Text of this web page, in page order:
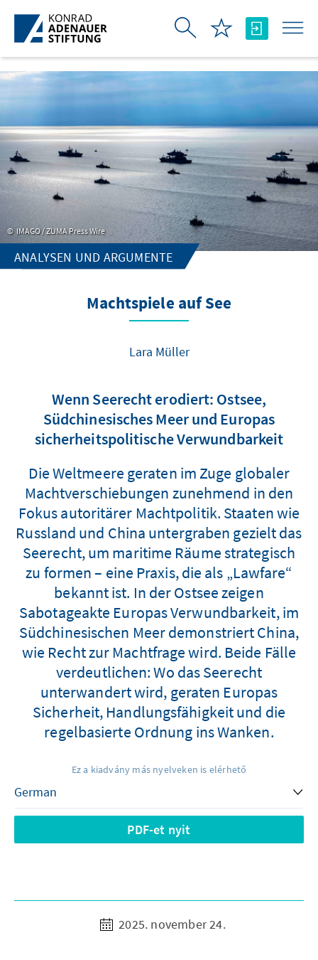
Ugrás a fő tartalomhoz
IMAGO / ZUMA Press Wire
ANALYSEN UND ARGUMENTE
Machtspiele auf See
Lara Müller
Wenn Seerecht erodiert: Ostsee,
Südchinesisches Meer und Europas
sicherheitspolitische Verwundbarkeit
Die Weltmeere geraten im Zuge globaler
Machtverschiebungen zunehmend in den
Fokus autoritärer Machtpolitik. Staaten wie
Russland und China untergraben gezielt das
Seerecht, um maritime Räume strategisch
zu formen – eine Praxis, die als „Lawfare“
bekannt ist. In der Ostsee zeigen
Sabotageakte Europas Verwundbarkeit, im
Südchinesischen Meer demonstriert China,
wie Recht zur Machtfrage wird. Beide Fälle
verdeutlichen: Wo das Seerecht
unterwandert wird, geraten Europas
Sicherheit, Handlungsfähigkeit und die
regelbasierte Ordnung ins Wanken.
Ez a kiadvány más nyelveken is elérhető
PDF-et nyit
2025. november 24.